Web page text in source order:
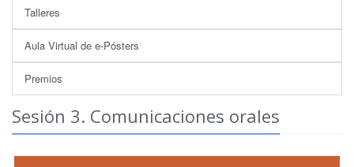
Talleres
Aula Virtual de e-Pósters
Premios
Sesión 3. Comunicaciones orales